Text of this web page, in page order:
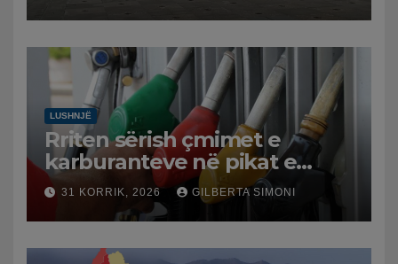
LUSHNJË
Rriten sërish çmimet e
karburanteve në pikat e
karburanteve në Lushnjë.
Tensionet në Lindjen e
Mesme shtrenjtojnë naftën
dhe benzinën në vend
31 KORRIK, 2026 GILBERTA SIMONI